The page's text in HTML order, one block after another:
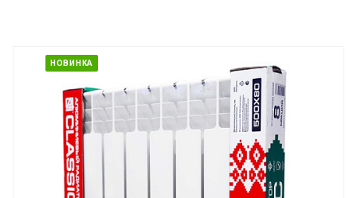
НОВИНКА